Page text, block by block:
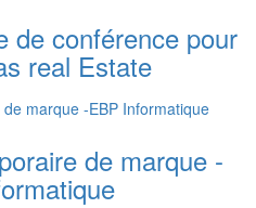
de conférence pour
real Estate
de marque -